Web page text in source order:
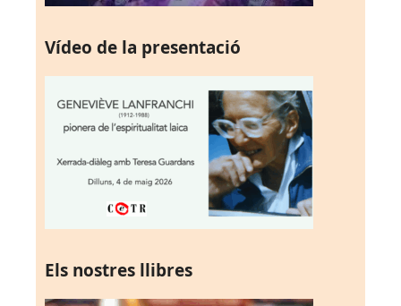
Vídeo de la presentació
Els nostres llibres